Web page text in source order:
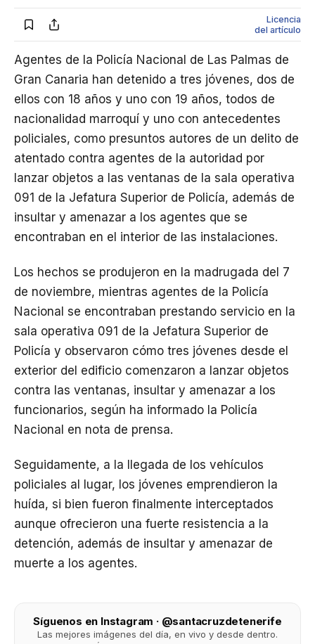
Licencia
del artículo
Agentes de la Policía Nacional de Las Palmas de
Gran Canaria han detenido a tres jóvenes, dos de
ellos con 18 años y uno con 19 años, todos de
nacionalidad marroquí y uno con antecedentes
policiales, como presuntos autores de un delito de
atentado contra agentes de la autoridad por
lanzar objetos a las ventanas de la sala operativa
091 de la Jefatura Superior de Policía, además de
insultar y amenazar a los agentes que se
encontraban en el interior de las instalaciones.
Los hechos se produjeron en la madrugada del 7
de noviembre, mientras agentes de la Policía
Nacional se encontraban prestando servicio en la
sala operativa 091 de la Jefatura Superior de
Policía y observaron cómo tres jóvenes desde el
exterior del edificio comenzaron a lanzar objetos
contra las ventanas, insultar y amenazar a los
funcionarios, según ha informado la Policía
Nacional en nota de prensa.
Seguidamente, a la llegada de los vehículos
policiales al lugar, los jóvenes emprendieron la
huída, si bien fueron finalmente interceptados
aunque ofrecieron una fuerte resistencia a la
detención, además de insultar y amenazar de
muerte a los agentes.
Síguenos en Instagram · @santacruzdetenerife
Las mejores imágenes del día, en vivo y desde dentro.